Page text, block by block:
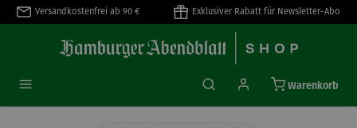
springen
Versandkostenfrei ab 90 € Exklusiver Rabatt für Newsletter-Abo
Warenkorb